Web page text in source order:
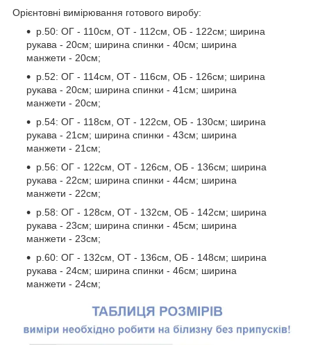
Орієнтовні вимірювання готового виробу:
р.50: ОГ - 110см, ОТ - 112см, ОБ - 122см; ширина
рукава - 20см; ширина спинки - 40см; ширина
манжети - 20см;
р.52: ОГ - 114см, ОТ - 116см, ОБ - 126см; ширина
рукава - 20см; ширина спинки - 41см; ширина
манжети - 20см;
р.54: ОГ - 118см, ОТ - 122см, ОБ - 130см; ширина
рукава - 21см; ширина спинки - 43см; ширина
манжети - 21см;
р.56: ОГ - 122см, ОТ - 126см, ОБ - 136см; ширина
рукава - 22см; ширина спинки - 44см; ширина
манжети - 22см;
р.58: ОГ - 128см, ОТ - 132см, ОБ - 142см; ширина
рукава - 23см; ширина спинки - 45см; ширина
манжети - 23см;
р.60: ОГ - 132см, ОТ - 136см, ОБ - 148см; ширина
рукава - 24см; ширина спинки - 46см; ширина
манжети - 24см;